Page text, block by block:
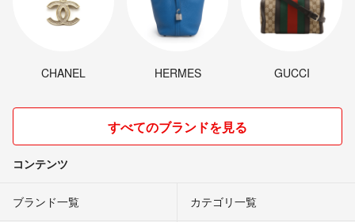
CHANEL HERMES GUCCI
すべてのブランドを見る
コンテンツ
ブランド一覧 カテゴリ一覧